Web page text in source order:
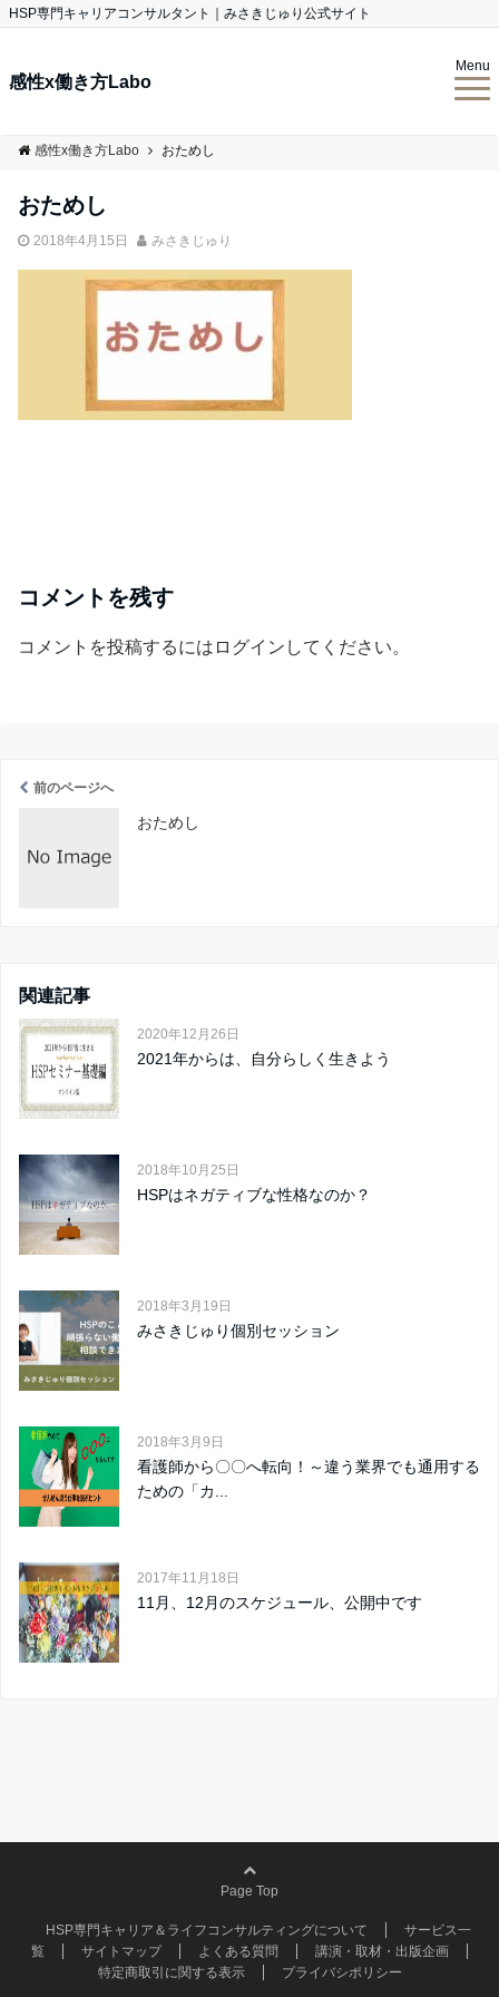
HSP専門キャリアコンサルタント｜みさきじゅり公式サイト
感性x働き方Labo
Menu
感性x働き方Labo おためし
おためし
2018年4月15日 みさきじゅり
コメントを残す
コメントを投稿するには ログイン してください。
前のページへ
おためし
関連記事
2020年12月26日
2021年からは、自分らしく生きよう
2018年10月25日
HSPはネガティブな性格なのか？
2018年3月19日
みさきじゅり個別セッション
2018年3月9日
看護師から〇〇へ転向！～違う業界でも通用する
ための「カ...
2017年11月18日
11月、12月のスケジュール、公開中です
Page Top
HSP専門キャリア＆ライフコンサルティングについて
サービス一
覧
サイトマップ よくある質問
講演・取材・出版企画
特定商取引に関する表示
プライバシポリシー